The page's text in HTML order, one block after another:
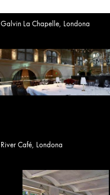
Galvin La Chapelle, Londona
River Café, Londona